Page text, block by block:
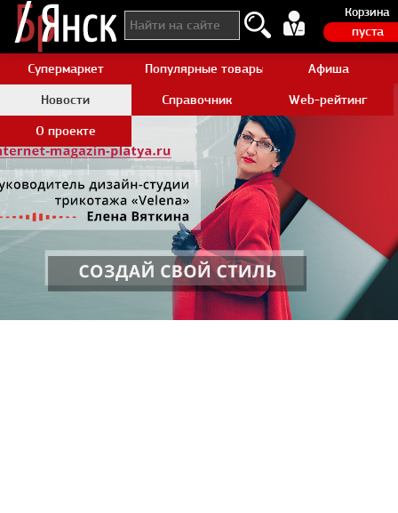
Корзина
пуста
Супермаркет Популярные товары AliexpressАфиша
Новости
Справочник
Web-рейтинг
О проекте